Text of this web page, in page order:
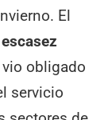
El
obligado
servicio